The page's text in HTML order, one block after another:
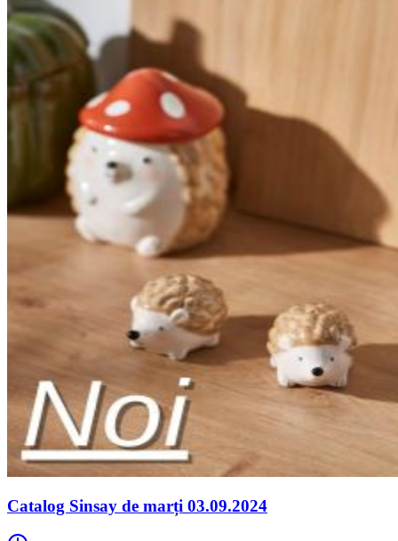
Catalog Sinsay de marți 03.09.2024